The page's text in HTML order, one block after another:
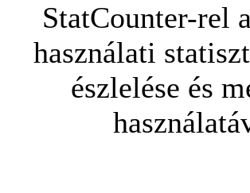
StatCounter-rel
használati
észlelése és